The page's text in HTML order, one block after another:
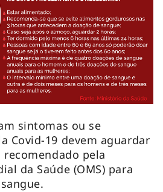
sintomas ou se
Covid-19 devem aguardar
recomendado pela
da Saúde (OMS) para